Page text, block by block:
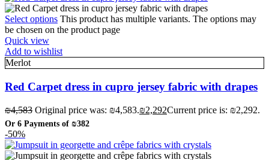
Select options This product has multiple variants. The options may
be chosen on the product page
Quick view
Add to wishlist
Merlot
Red Carpet dress in cupro jersey fabric with drapes
₪4,583 Original price was: ₪4,583.₪2,292Current price is: ₪2,292.
Or 6 Payments of ₪382
-50%